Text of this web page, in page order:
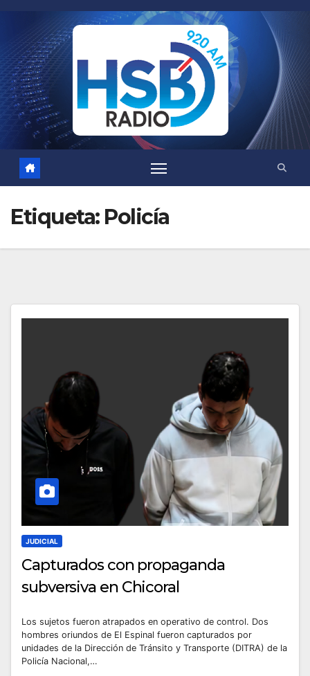
contenido
Etiqueta: Policía
JUDICIAL
Capturados con propaganda
subversiva en Chicoral
Los sujetos fueron atrapados en operativo de control. Dos
hombres oriundos de El Espinal fueron capturados por
unidades de la Dirección de Tránsito y Transporte (DITRA) de la
Policía Nacional,…